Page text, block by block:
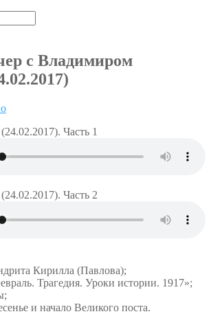
с Владимиром
Часть 1
Часть 2
Кирилла (Павлова);
Трагедия. Уроки истории. 1917»;
и начало Великого поста.